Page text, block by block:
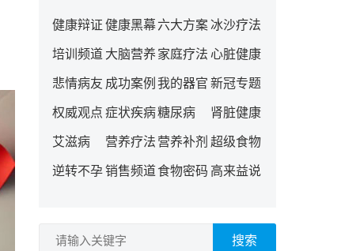
健康辩证 健康黑幕 六大方案冰沙疗法
培训频道 大脑营养 家庭疗法 心脏健康
悲情病友 成功案例 我的器官 新冠专题
权威观点 症状疾病糖尿病 肾脏健康
艾滋病 营养疗法 营养补剂 超级食物
逆转不孕销售频道食物密码 高来益说
搜索